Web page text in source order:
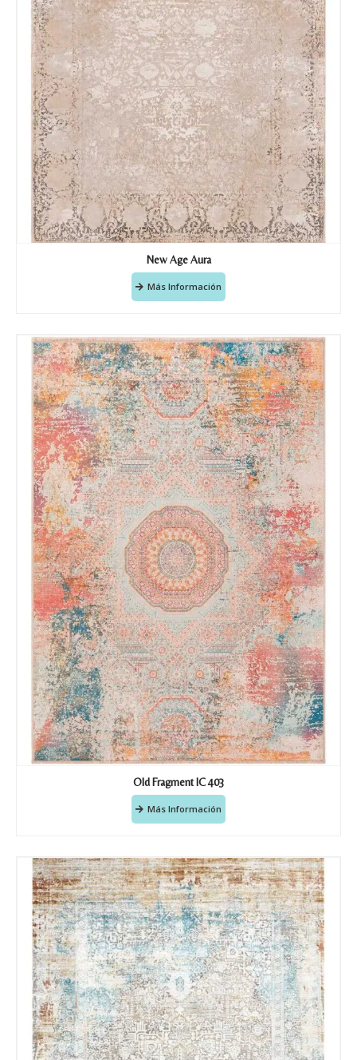
New Age Aura
Más Información
Old Fragment IC 403
Más Información
Nombre y Referencia del producto*
Acuerdo RGPD*
Doy mi consentimiento para que
esta web almacene la
información que envío para que
puedan responder a mi petición.
Recibir mi oferta